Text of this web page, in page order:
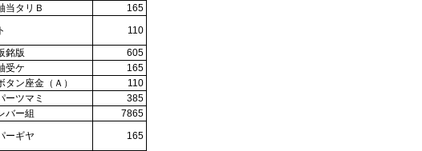
当タリＢ
165
110
銘版
605
受ケ
165
タン座金（Ａ）
110
ーツマミ
385
バー組
7865
ーギヤ
165